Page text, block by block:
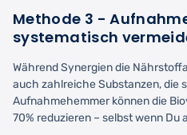
Methode 3 -
systematisch
Während Synergien die
auch zahlreiche Substanzen, die
Aufnahmehemmer können die
70% reduzieren – selbst wenn